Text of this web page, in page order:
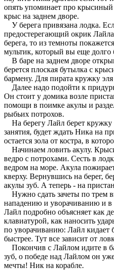
опять упоминает про
крыс на заднем дворе.
У берега привязана лодка.
предостерегающий окрик
берега, то из темноты
мультик, который вы еще долго
В баре на заднем дворе
берется плоская бутылка с
бармену. Для пирата кружку
Далее надо подойти к
Он стоит у домика возле
помощи в поимке акулы и
рыбьих потрохов.
На берегу Лайл берет кружку
занятия, будет ждать Ника на
остается зола от костра, в
Начинаем ловить акулу.
ведро с потрохами. Сесть в
ведром на море. Акула
кверху. Вернувшись на берег,
акулы зуб. А теперь - на
Нужно сдать зачеты по трем
нападению и уворачиванию и в
Лайл подробно объясняет как
клавиатурой, как наносить
по уворачиванию: Лайл кидает
быстрее. Тут все зависит от
Покончив с Лайлом идите в
зуб, о победе над Лайлом он
мечты! Ник на корабле.